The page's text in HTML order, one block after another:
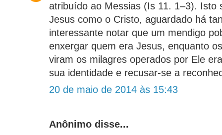
atribuído ao Messias (Is 11. 1–3). Isto
Jesus como o Cristo, aguardado há
interessante notar que um mendigo
enxergar quem era Jesus, enquanto
viram os milagres operados por Ele
sua identidade e recusar-se a
20 de maio de 2014 às 15:43
Anônimo disse...